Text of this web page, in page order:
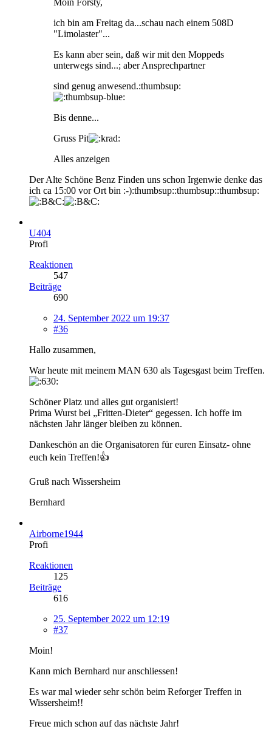
ich bin am Freitag da...schau nach einem 508D
"Limolaster"...
Es kann aber sein, daß wir mit den Moppeds
unterwegs sind...; aber Ansprechpartner
sind genug anwesend.:thumbsup:
Bis denne...
Gruss Pit
Alles anzeigen
Der Alte Schöne Benz Finden uns schon Irgenwie denke das
ich ca 15:00 vor Ort bin :-):thumbsup::thumbsup::thumbsup:
U404
Profi
Reaktionen
547
Beiträge
690
24. September 2022 um 19:37
#36
Hallo zusammen,
War heute mit meinem MAN 630 als Tagesgast beim Treffen.
Schöner Platz und alles gut organisiert!
Prima Wurst bei „Fritten-Dieter“ gegessen. Ich hoffe im
nächsten Jahr länger bleiben zu können.
Dankeschön an die Organisatoren für euren Einsatz- ohne
euch kein Treffen!👍
Gruß nach Wissersheim
Bernhard
Airborne1944
Profi
Reaktionen
125
Beiträge
616
25. September 2022 um 12:19
#37
Moin!
Kann mich Bernhard nur anschliessen!
Es war mal wieder sehr schön beim Reforger Treffen in
Wissersheim!!
Freue mich schon auf das nächste Jahr!